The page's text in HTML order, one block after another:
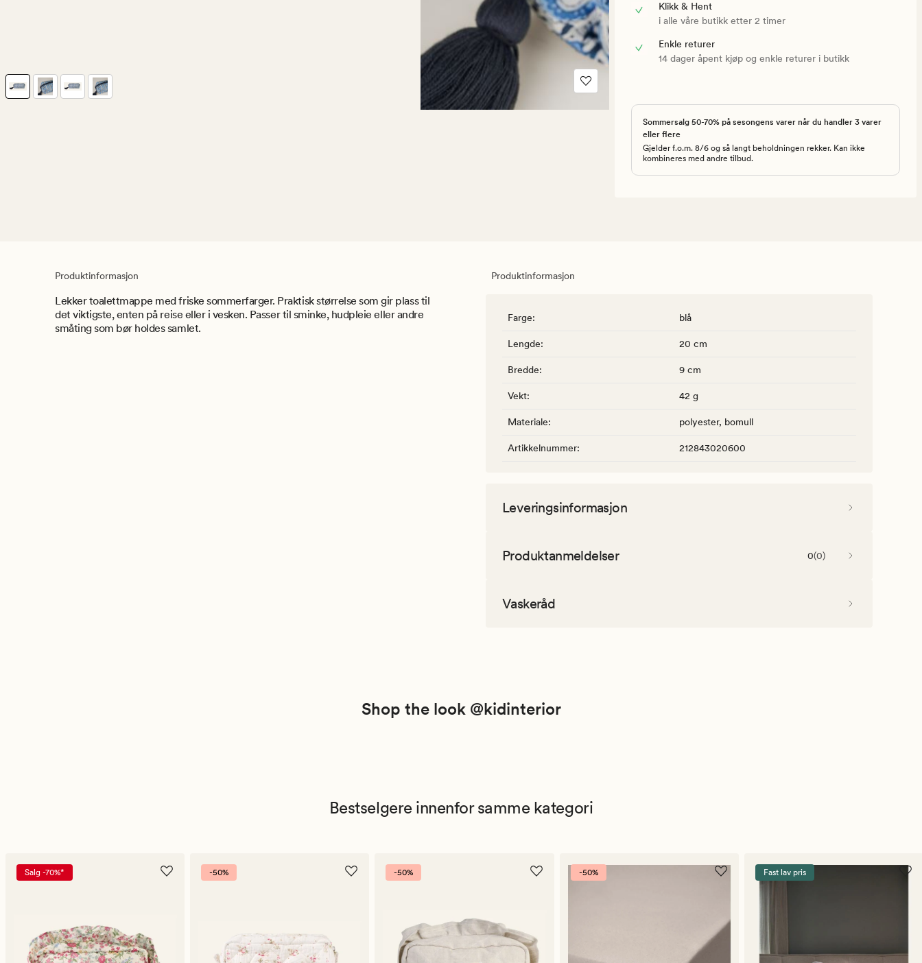
Klikk & Hent
i alle våre butikk etter 2 timer
Enkle returer
14 dager åpent kjøp og enkle returer i butikk
Sommersalg 50-70% på sesongens varer når du handler 3 varer
eller flere
Gjelder f.o.m. 8/6 og så langt beholdningen rekker. Kan ikke
kombineres med andre tilbud.
Produktinformasjon
Lekker toalettmappe med friske sommerfarger. Praktisk størrelse som gir plass til
det viktigste, enten på reise eller i vesken. Passer til sminke, hudpleie eller andre
småting som bør holdes samlet.
Produktinformasjon
Farge: blå
Lengde: 20 cm
Bredde: 9 cm
Vekt: 42 g
Materiale: polyester, bomull
Artikkelnummer: 212843020600
Leveringsinformasjon
Produktanmeldelser 0(0)
Vaskeråd
Shop the look @kidinterior
Bestselgere innenfor samme kategori
Salg -70%* -50% -50% -50% Fast lav pris